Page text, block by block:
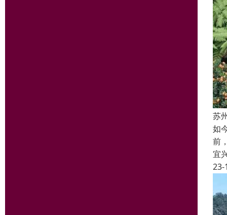
苏
如
前
宜
23-